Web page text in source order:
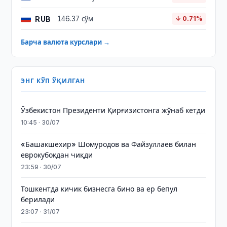
RUB 146.37 сўм ↓ 0.71%
Барча валюта курслари →
ЭНГ КЎП ЎҚИЛГАН
Ўзбекистон Президенти Қирғизистонга жўнаб кетди
10:45 · 30/07
«Башакшехир» Шомуродов ва Файзуллаев билан
еврокубокдан чиқди
23:59 · 30/07
Тошкентда кичик бизнесга бино ва ер бепул
берилади
23:07 · 31/07